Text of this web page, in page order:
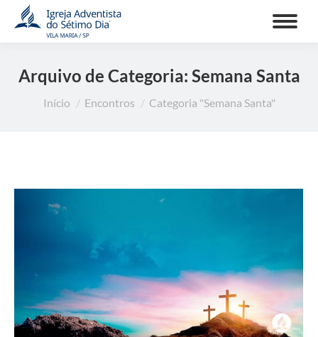
Arquivo de Categoria: Semana Santa
Você está aqui:
Início Encontros Categoria "Semana Santa"